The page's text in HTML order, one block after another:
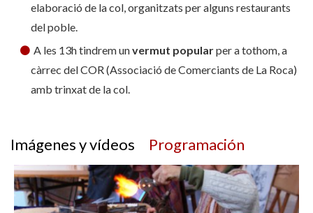
elaboració de la col, organitzats per alguns restaurants
del poble.
A les 13h tindrem unvermut popularper a tothom, a
càrrec del COR (Associació de Comerciants de La Roca)
amb trinxat de la col.
Imágenes y vídeos Programación
Fira de la col de la Roca del Vallès